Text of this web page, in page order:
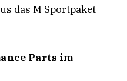
das M Sportpaket
Parts im